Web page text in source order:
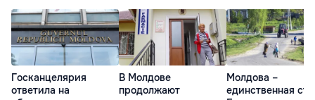
Госканцелярия
ответила на
В Молдове
продолжают
Молдова –
единственная